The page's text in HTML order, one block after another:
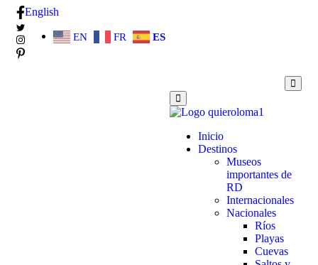
English
EN FR ES
Inicio
Destinos
Museos
importantes de
RD
Internacionales
Nacionales
Ríos
Playas
Cuevas